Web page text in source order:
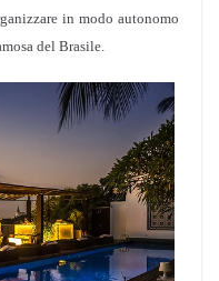
in modo autonomo
del Brasile.